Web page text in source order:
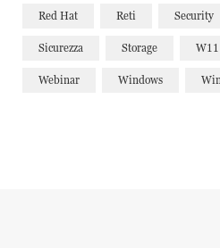
Red Hat Reti Security
Sicurezza Storage W11
Webinar Windows